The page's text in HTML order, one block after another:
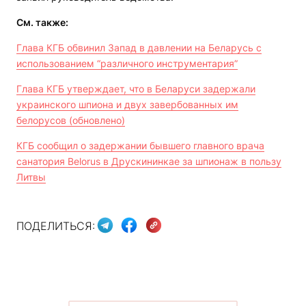
См. также:
Глава КГБ обвинил Запад в давлении на Беларусь с
использованием “различного инструментария”
Глава КГБ утверждает, что в Беларуси задержали
украинского шпиона и двух завербованных им
белорусов (обновлено)
КГБ сообщил о задержании бывшего главного врача
санатория Belorus в Друскининкае за шпионаж в пользу
Литвы
ПОДЕЛИТЬСЯ: